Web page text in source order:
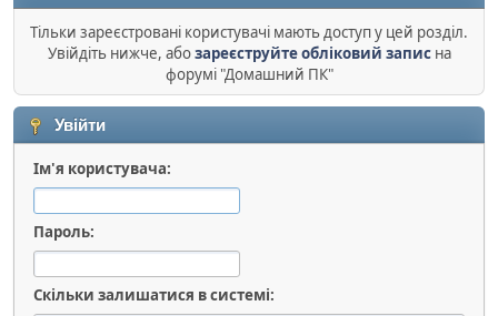
Тільки зареєстровані користувачі мають доступ у цей розділ.
Увійдіть нижче, абозареєструйте обліковий записна
форумі "Домашний ПК"
Увійти
Ім'я користувача:
Пароль:
Скільки залишатися в системі: